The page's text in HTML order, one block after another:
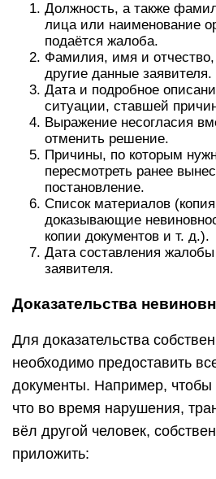
Должность, а также
лица или наименование
подаётся жалоба.
Фамилия, имя и
другие данные заявителя.
Дата и подробное
ситуации, ставшей
Выражение несогласия
отменить решение.
Причины, по которым
пересмотреть ранее
постановление.
Список материалов
доказывающие
копии документов и т. д.).
Дата составления
заявителя.
Доказательства
Для доказательства
необходимо предоставить
документы. Например, чтобы
что во время нарушения,
вёл другой человек,
приложить: